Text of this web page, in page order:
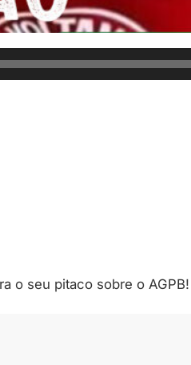
o seu pitaco sobre o AGPB!